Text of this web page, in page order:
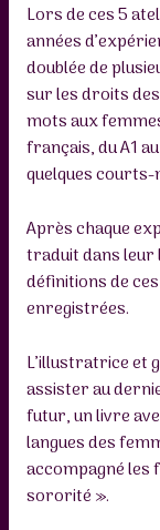
Lors de ces 5
années
doublée de
sur les droits
mots aux
français, du A1
quelques
Après chaque
traduit dans leur
définitions de
enregistrées.
L’illustratrice et
assister au
futur, un livre
langues des
accompagné les
sororité ».